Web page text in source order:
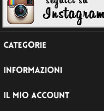
CATEGORIE
INFORMAZIONI
IL MIO ACCOUNT